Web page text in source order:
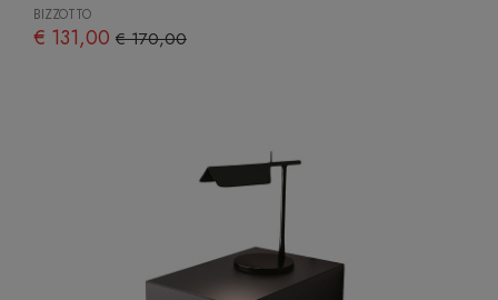
BIZZOTTO
€ 131,00 € 170,00